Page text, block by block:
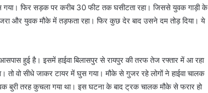
गया। फिर सड़क पर करीब 30 फीट तक घसीटता रहा। जिससे युवक गाड़ी के
और युवक मौके में तड़फता रहा। फिर कुछ देर बाद उसने दम तोड़ दिया। ये
हुई है। इसमें हाईवा बिलासपुर से रायपुर की तरफ तेज रफ्तार में आ रहा
तो वो सीधे जाकर टायर में घुस गया। मौके से गुजर रहे लोगों ने हाईवा चालक
बुरी तरह कुचला गया था। इस घटना के बाद ट्रक चालक मौके से फरार हो